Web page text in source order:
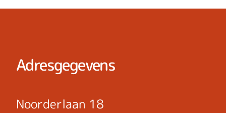
Adresgegevens
Noorderlaan 18